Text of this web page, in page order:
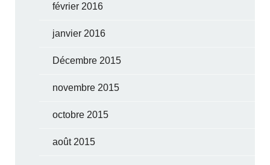
février 2016
janvier 2016
Décembre 2015
novembre 2015
octobre 2015
août 2015